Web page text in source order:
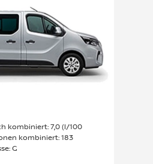
kombiniert: 7,0 (l/100
kombiniert: 183
G